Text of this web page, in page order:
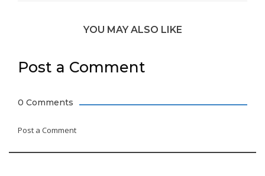
YOU MAY ALSO LIKE
Post a Comment
0 Comments
Post a Comment